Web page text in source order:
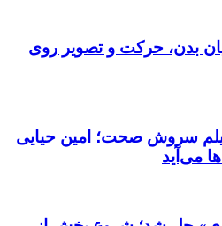
بدن، حرکت و تصویر روی
سروش صحت؛ امین حیایی
می‌آید